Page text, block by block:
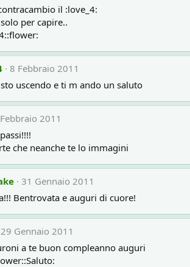
il :love_4:
per capire..
8 Febbraio 2011
uscendo e ti m ando un saluto
2011
che neanche te lo immagini
31 Gennaio 2011
Bentrovata e auguri di cuore!
29 Gennaio 2011
a te buon compleanno auguri